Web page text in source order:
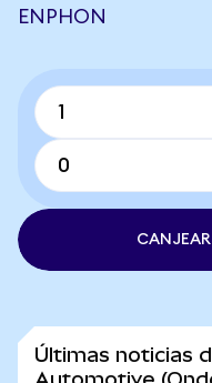
ENPHON
Últimas noticias